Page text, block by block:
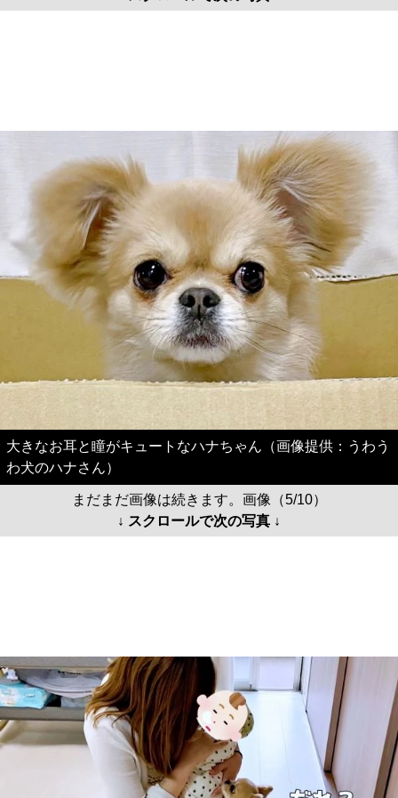
大きなお耳と瞳がキュートなハナちゃん（画像提供：うわう
わ犬のハナさん）
まだまだ画像は続きます。画像（5/10）
↓ スクロールで次の写真 ↓